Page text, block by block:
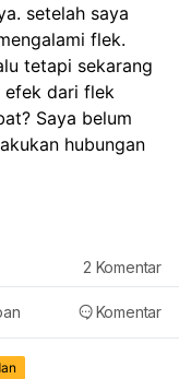
dan apakah nyeri
2–3 bulan,
kram dan lemas
ke dokter
ini hanya efek
lain.
setelah saya
flek.
tetapi sekarang
efek dari flek
Saya belum
hubungan
Komentar
2 Komentar